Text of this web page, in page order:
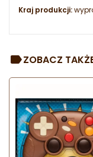
Kraj produkcji:
ZOBACZ